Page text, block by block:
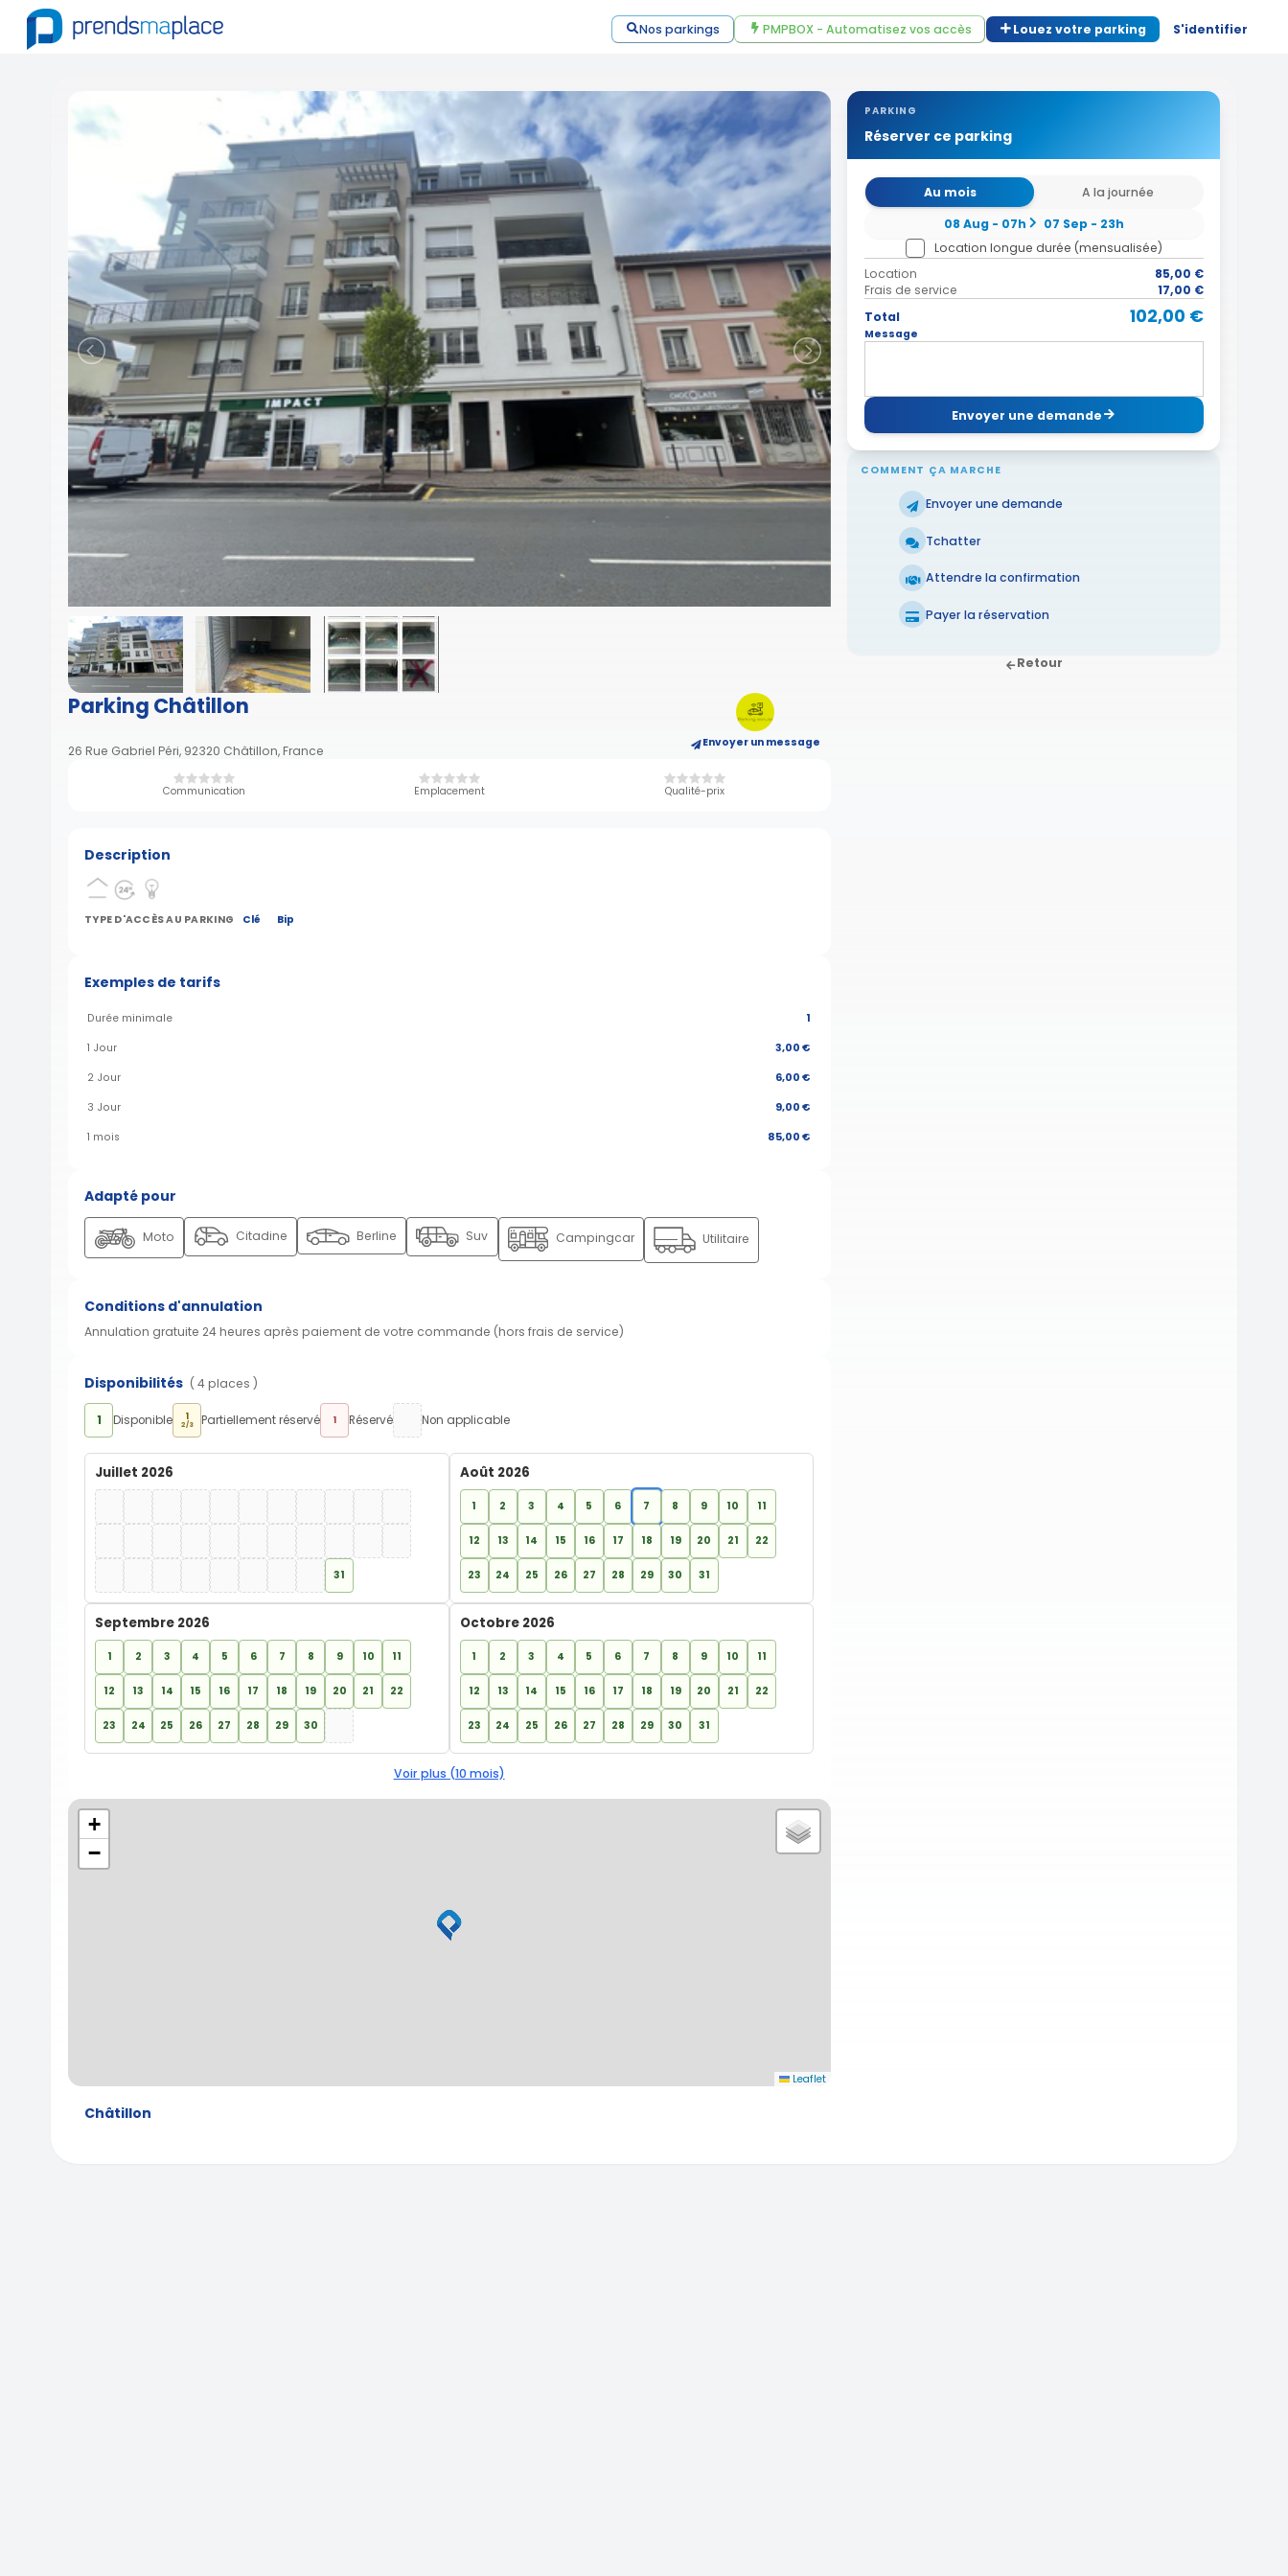
Nos parkings PMPBOX - Automatisez vos accès Louez votre parking S'identifier
Parking Châtillon
26 Rue Gabriel Péri, 92320 Châtillon, France Envoyer un message
Communication Emplacement Qualité-prix
PARKING
Réserver ce parking
Au mois
A la journée
08 Aug - 07h
07 Sep - 23h
Location longue durée (mensualisée)
Location
85,00 €
Frais de service
17,00 €
Total
102,00 €
Message
Envoyer une demande
COMMENT ÇA MARCHE
Envoyer une demande
Tchatter
Attendre la confirmation
Payer la réservation
Retour
Description
TYPE D'ACCÈS AU PARKING Clé Bip
Exemples de tarifs
Durée minimale 1
1 Jour 3,00 €
2 Jour 6,00 €
3 Jour 9,00 €
1 mois 85,00 €
Adapté pour
Moto Citadine Berline Suv Campingcar Utilitaire
Conditions d'annulation
Annulation gratuite 24 heures après paiement de votre commande (hors frais de service)
Disponibilités ( 4 places )
1 Disponible 1
2/3 Partiellement réservé 1 Réservé Non applicable
Juillet 2026
31
Août 2026
1 2 3 4 5 6 7 8 9 10 11
12 13 14 15 16 17 18 19 20 21 22
23 24 25 26 27 28 29 30 31
Septembre 2026
1 2 3 4 5 6 7 8 9 10 11
12 13 14 15 16 17 18 19 20 21 22
23 24 25 26 27 28 29 30
Octobre 2026
1 2 3 4 5 6 7 8 9 10 11
12 13 14 15 16 17 18 19 20 21 22
23 24 25 26 27 28 29 30 31
Voir plus (10 mois)
+
−
Leaflet
Châtillon